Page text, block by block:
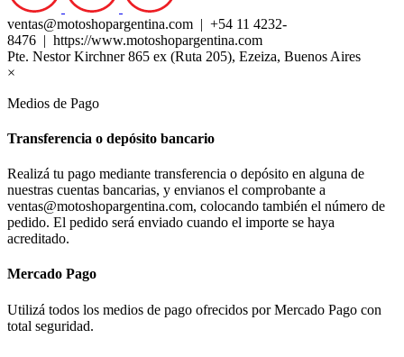
ventas@motoshopargentina.com | +54 11 4232-
8476 | https://www.motoshopargentina.com
Pte. Nestor Kirchner 865 ex (Ruta 205), Ezeiza, Buenos Aires
×
Medios de Pago
Transferencia o depósito bancario
Realizá tu pago mediante transferencia o depósito en alguna de
nuestras cuentas bancarias, y envianos el comprobante a
ventas@motoshopargentina.com, colocando también el número de
pedido. El pedido será enviado cuando el importe se haya
acreditado.
Mercado Pago
Utilizá todos los medios de pago ofrecidos por Mercado Pago con
total seguridad.